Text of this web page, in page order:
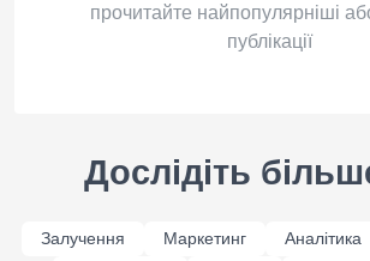
прочитайте найпопулярніші
публікації
Дослідіть
Залучення Маркетинг Аналітика